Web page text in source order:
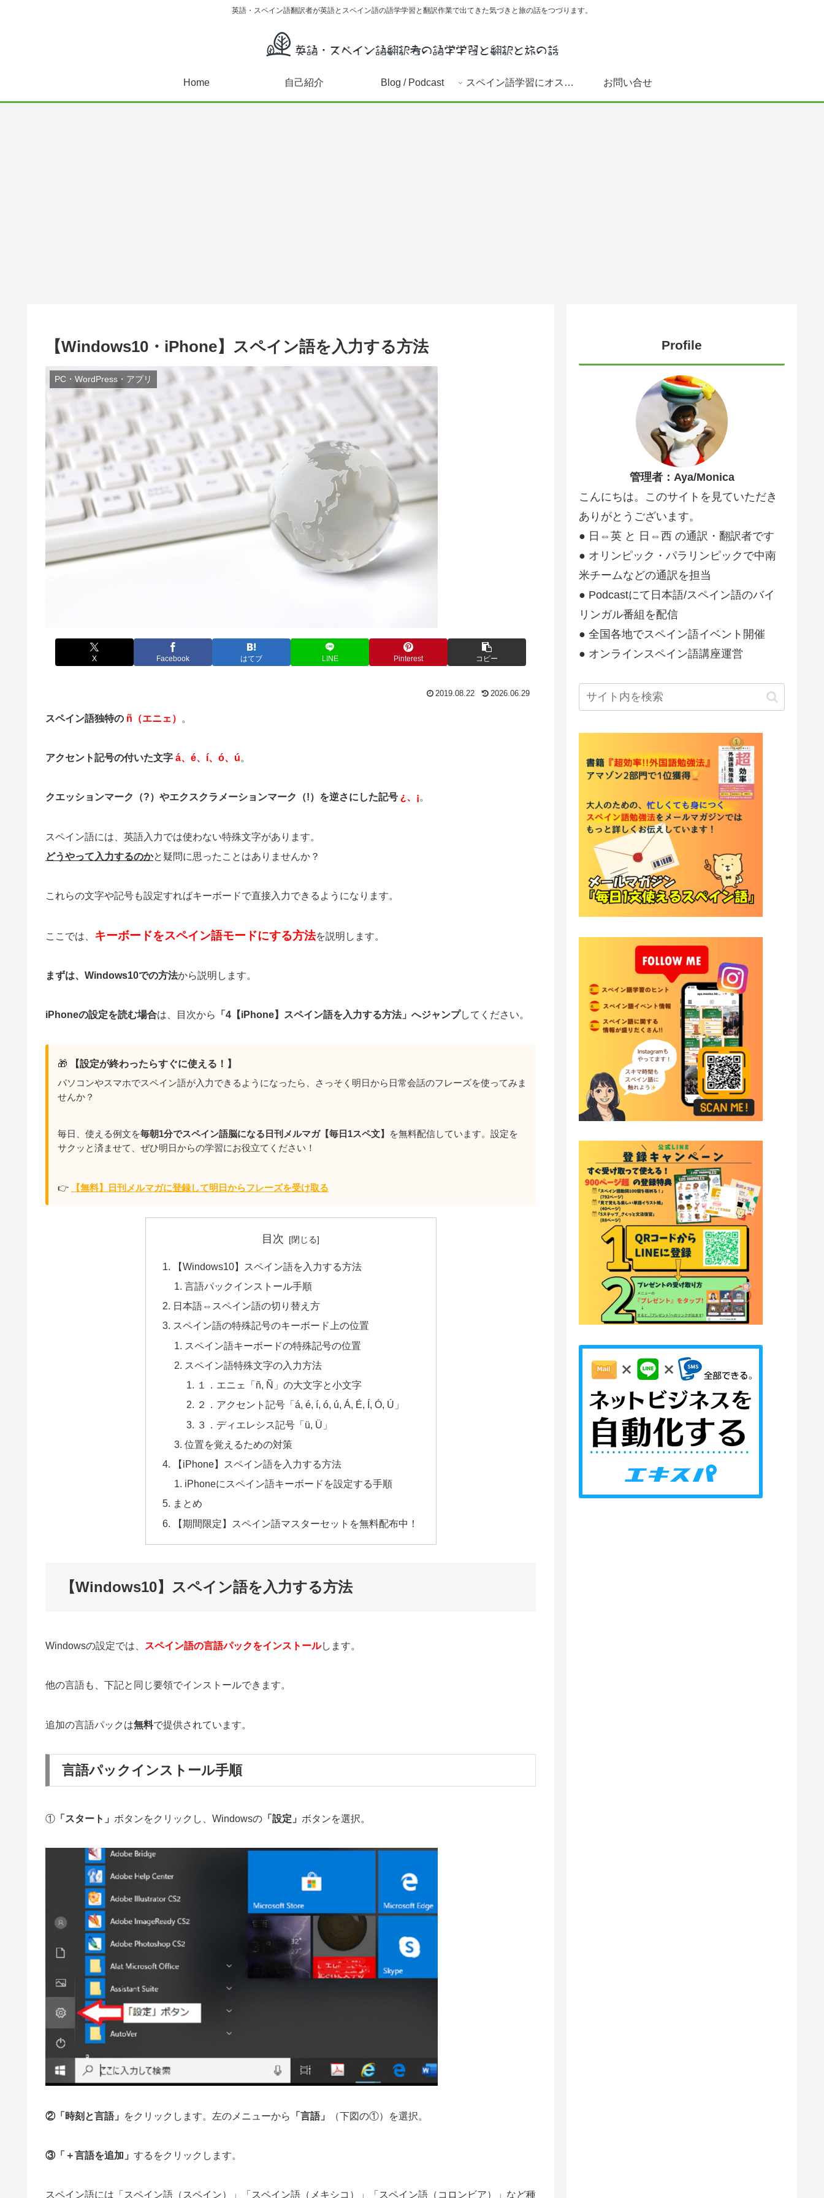
英語・スペイン語翻訳者が英語とスペイン語の語学学習と翻訳作業で出てきた気づきと旅の話をつづります。
Home 自己紹介 Blog / Podcast スペイン語学習にオススメ書籍(文法～DELE対策まで) お問い合せ
【Windows10・iPhone】スペイン語を入力する方法
PC・WordPress・アプリ
X Facebook はてブ LINE Pinterest コピー
2019.08.22 2026.06.29
スペイン語独特の ñ（エニェ） 。
アクセント記号の付いた文字 á、é、í、ó、ú。
クエッションマーク（?）やエクスクラメーションマーク（!）を逆さにした記号 ¿、¡。
スペイン語には、英語入力では使わない特殊文字があります。
どうやって入力するのかと疑問に思ったことはありませんか？
これらの文字や記号も設定すればキーボードで直接入力できるようになります。
ここでは、 キーボードをスペイン語モードにする方法を説明します。
まずは、Windows10での方法から説明します。
iPhoneの設定を読む場合は、目次から 「4【iPhone】スペイン語を入力する方法」へジャンプしてください。
🎁 【設定が終わったらすぐに使える！】
パソコンやスマホでスペイン語が入力できるようになったら、さっそく明日から日常会話のフレーズを使ってみま
せんか？
毎日、使える例文を毎朝1分でスペイン語脳になる日刊メルマガ【毎日1スペ文】
を無料配信しています。設定を
サクッと済ませて、ぜひ明日からの学習にお役立てください！
👉 【無料】日刊メルマガに登録して明日からフレーズを受け取る
目次
【Windows10】スペイン語を入力する方法
言語パックインストール手順
日本語⇔スペイン語の切り替え方
スペイン語の特殊記号のキーボード上の位置
スペイン語キーボードの特殊記号の位置
スペイン語特殊文字の入力方法
１．エニェ「ñ, Ñ」の大文字と小文字
２．アクセント記号「á, é, í, ó, ú, Á, É, Í, Ó, Ú」
３．ディエレシス記号「ü, Ü」
位置を覚えるための対策
【iPhone】スペイン語を入力する方法
iPhoneにスペイン語キーボードを設定する手順
まとめ
【期間限定】スペイン語マスターセットを無料配布中！
【Windows10】スペイン語を入力する方法
Windowsの設定では、 スペイン語の言語パックをインストールします。
他の言語も、下記と同じ要領でインストールできます。
追加の言語パックは無料で提供されています。
言語パックインストール手順
① 「スタート」 ボタンをクリックし、Windowsの 「設定」 ボタンを選択。
②「時刻と言語」 をクリックします。左のメニューから 「言語」 （下図の①）を選択。
③「＋言語を追加」 するをクリックします。
スペイン語には「スペイン語（スペイン）」「スペイン語（メキシコ）」「スペイン語（コロンビア）」など種
Profile
管理者：Aya/Monica
こんにちは。このサイトを見ていただき
ありがとうございます。
● 日⇔英 と 日⇔西 の通訳・翻訳者です
● オリンピック・パラリンピックで中南
米チームなどの通訳を担当
● Podcastにて日本語/スペイン語のバイ
リンガル番組を配信
● 全国各地でスペイン語イベント開催
● オンラインスペイン語講座運営